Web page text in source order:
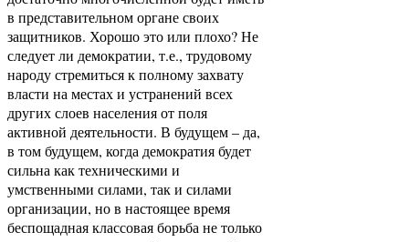
в представительном органе своих
защитников. Хорошо это или плохо? Не
следует ли демократии, т.е., трудовому
народу стремиться к полному захвату
власти на местах и устранений всех
других слоев населения от поля
активной деятельности. В будущем – да,
в том будущем, когда демократия будет
сильна как техническими и
умственными силами, так и силами
организации, но в настоящее время
беспощадная классовая борьба не только